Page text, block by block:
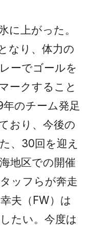
に上がった。
なり、体力の
ーでゴールを
ークすること
のチーム発足
おり、今後の
、30回を迎え
地区での開催
ッフらが奔走
夫（FW）は
たい。今度は